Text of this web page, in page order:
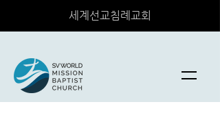
세계선교침례교회